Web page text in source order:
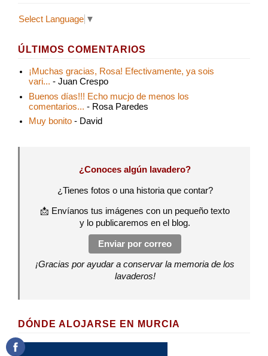
Select Language ▼
ÚLTIMOS COMENTARIOS
¡Muchas gracias, Rosa! Efectivamente, ya sois
vari... - Juan Crespo
Buenos días!!! Echo mucjo de menos los
comentarios... - Rosa Paredes
Muy bonito - David
¿Conoces algún lavadero?
¿Tienes fotos o una historia que contar?
📩 Envíanos tus imágenes con un pequeño texto
y lo publicaremos en el blog.
Enviar por correo
¡Gracias por ayudar a conservar la memoria de los
lavaderos!
DÓNDE ALOJARSE EN MURCIA